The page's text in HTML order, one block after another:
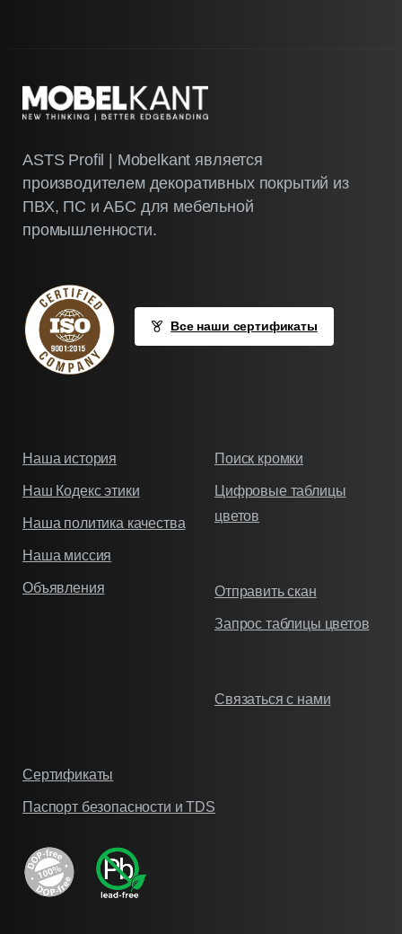
ASTS Profil | Mobelkant является
производителем декоративных покрытий из
ПВХ, ПС и АБС для мебельной
промышленности.
Все наши сертификаты
Наша история
Наш Кодекс этики
Наша политика качества
Наша миссия
Объявления
Поиск кромки
Цифровые таблицы
цветов
Отправить скан
Запрос таблицы цветов
Связаться с нами
Сертификаты
Паспорт безопасности и TDS